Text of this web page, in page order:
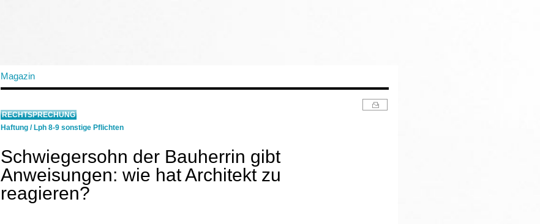
Magazin
RECHTSPRECHUNG
Haftung / Lph 8-9 sonstige Pflichten
Schwiegersohn der Bauherrin gibt
Anweisungen: wie hat Architekt zu
reagieren?